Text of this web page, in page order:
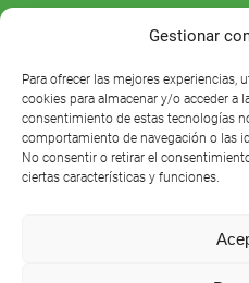
Gestionar
Para ofrecer las mejores
cookies para almacenar y/o acceder a
consentimiento de estas tecnologías
comportamiento de navegación o las
No consentir o retirar el
ciertas características y funciones.
Agenda